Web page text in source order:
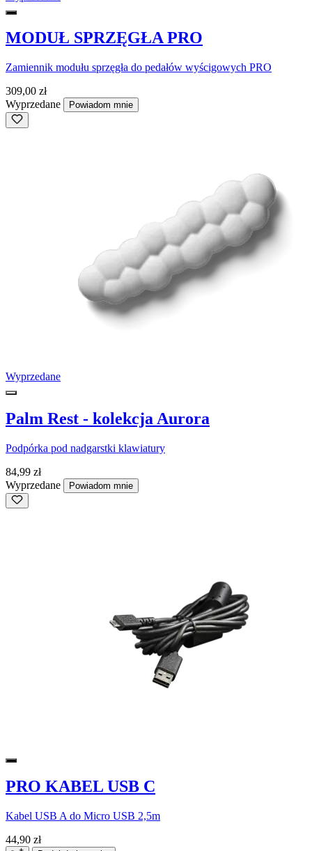
MODUŁ SPRZĘGŁA PRO
Zamiennik modułu sprzęgła do pedałów wyścigowych PRO
309,00 zł
Wyprzedane
Powiadom mnie
Wyprzedane
Palm Rest - kolekcja Aurora
Podpórka pod nadgarstki klawiatury
84,99 zł
Wyprzedane
Powiadom mnie
PRO KABEL USB C
Kabel USB A do Micro USB 2,5m
44,90 zł